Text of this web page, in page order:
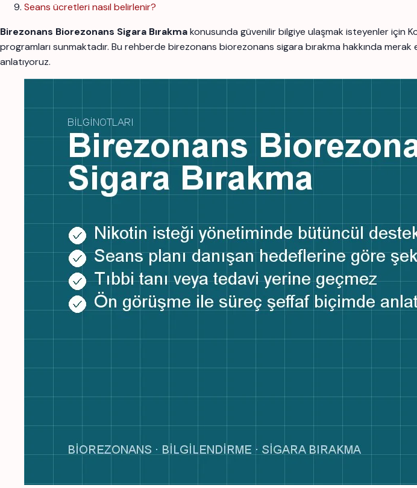
Seans ücretleri nasıl belirlenir?
Birezonans Biorezonans Sigara Bırakmakonusunda güvenilir bilgiye ulaşmak isteyenler için
programları sunmaktadır. Bu rehberde birezonans biorezonans sigara bırakma hakkında merak
anlatıyoruz.